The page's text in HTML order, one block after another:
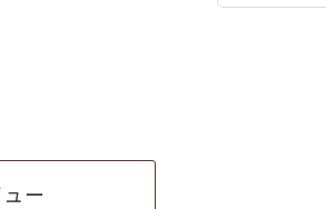
ー